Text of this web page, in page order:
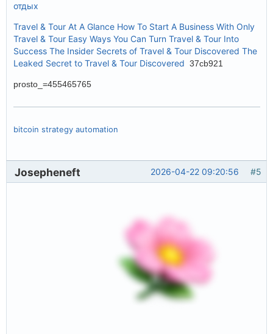
отдых
Travel & Tour At A Glance How To Start A Business With Only
Travel & Tour Easy Ways You Can Turn Travel & Tour Into
Success The Insider Secrets of Travel & Tour Discovered The
Leaked Secret to Travel & Tour Discovered 37cb921
prosto_=455465765
bitcoin strategy automation
#5
2026-04-22 09:20:56
Josepheneft